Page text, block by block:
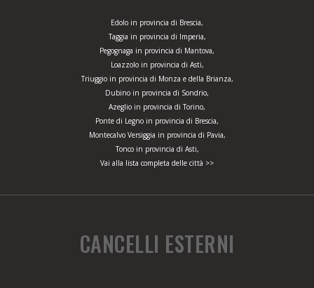
Edolo in provincia di Brescia,
Taggia in provincia di Imperia,
Pegognaga in provincia di Mantova,
Loazzolo in provincia di Asti,
Triuggio in provincia di Monza e della Brianza,
Dubino in provincia di Sondrio,
Azeglio in provincia di Torino,
Ponte di Legno in provincia di Brescia,
Montecalvo Versiggia in provincia di Pavia,
Tonco in provincia di Asti,
Vai alla lista completa delle città >>
CANCELLI ESTERNI